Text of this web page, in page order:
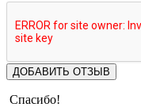
ДОБАВИТЬ ОТЗЫВ
Спасибо!